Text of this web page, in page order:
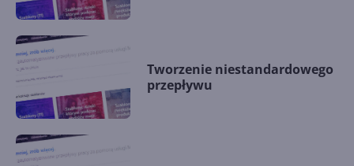
Tworzenie niestandardowego
przepływu